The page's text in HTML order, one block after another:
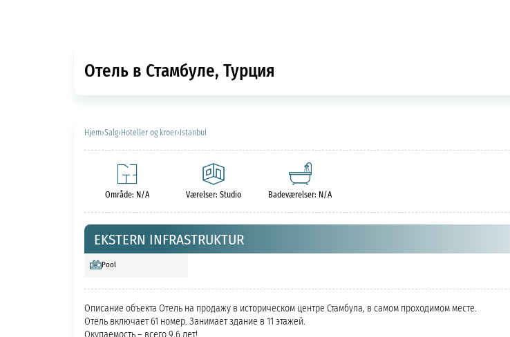
Отель в Стамбуле, Турция
Hjem›Salg›Hoteller og kroer›Istanbul
Område: N/A Værelser: Studio Badeværelser: N/A
EKSTERN INFRASTRUKTUR
Pool
Описание объекта Отель на продажу в историческом центре Стамбула, в самом проходимом месте.
Отель включает 61 номер. Занимает здание в 11 этажей.
Окупаемость – всего 9,6 лет!